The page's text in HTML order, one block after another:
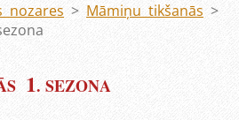
nozares > Māmiņu tikšanās >
1. SEZONA